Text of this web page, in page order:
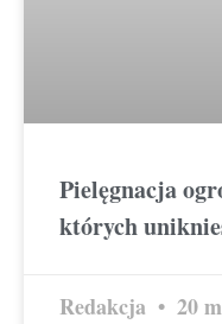
Pielęgnacja
których
Redakcja 20